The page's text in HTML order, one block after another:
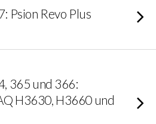
Psion Revo Plus
365 und 366:
H3630, H3660 und